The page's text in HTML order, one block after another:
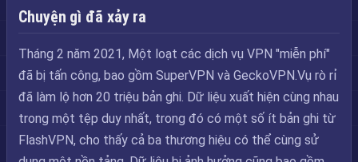
Chuyện gì đã xảy ra
Tháng 2 năm 2021, Một loạt các dịch vụ VPN "miễn phí"
đã bị tấn công, bao gồm SuperVPN và GeckoVPN.Vụ rò rỉ
đã làm lộ hơn 20 triệu bản ghi. Dữ liệu xuất hiện cùng nhau
trong một tệp duy nhất, trong đó có một số ít bản ghi từ
FlashVPN, cho thấy cả ba thương hiệu có thể cùng sử